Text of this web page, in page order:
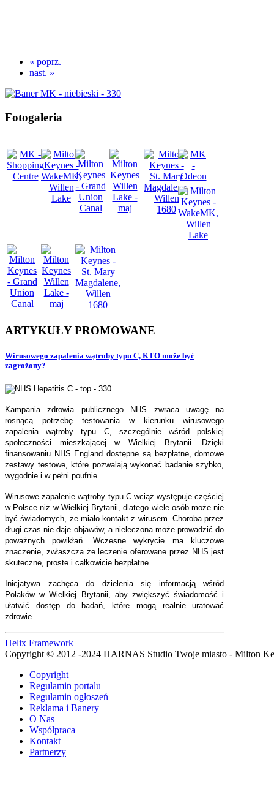
« poprz.
nast. »
Fotogaleria
ARTYKUŁYPROMOWANE
Wirusowego zapalenia wątroby typu C, KTO może być
zagrożony?
Kampania zdrowia publicznego NHS zwraca uwagę na
rosnącą potrzebę testowania w kierunku wirusowego
zapalenia wątroby typu C, szczególnie wśród polskiej
społeczności mieszkającej w Wielkiej Brytanii. Dzięki
finansowaniu NHS England dostępne są bezpłatne, domowe
zestawy testowe, które pozwalają wykonać badanie szybko,
wygodnie i w pełni poufnie.
Wirusowe zapalenie wątroby typu C wciąż występuje częściej
w Polsce niż w Wielkiej Brytanii, dlatego wiele osób może nie
być świadomych, że miało kontakt z wirusem. Choroba przez
długi czas nie daje objawów, a nieleczona może prowadzić do
poważnych powikłań. Wczesne wykrycie ma kluczowe
znaczenie, zwłaszcza że leczenie oferowane przez NHS jest
skuteczne, proste i całkowicie bezpłatne.
Inicjatywa zachęca do dzielenia się informacją wśród
Polaków w Wielkiej Brytanii, aby zwiększyć świadomość i
ułatwić dostęp do badań, które mogą realnie uratować
zdrowie.
Helix Framework
Copyright © 2012 -2024 HARNAS Studio Twoje miasto - Milton
Copyright
Regulamin portalu
Regulamin ogłoszeń
Reklama i Banery
O Nas
Współpraca
Kontakt
Partnerzy